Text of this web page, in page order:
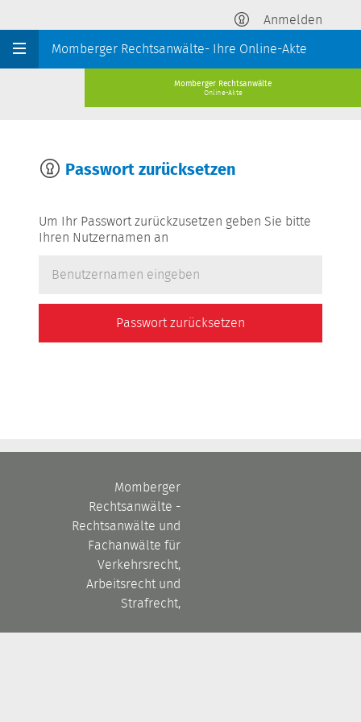
Anmelden
Momberger Rechtsanwälte- Ihre Online-Akte
Momberger Rechtsanwälte
Online-Akte
Passwort zurücksetzen
Um Ihr Passwort zurückzusetzen geben Sie bitte
Ihren Nutzernamen an
Passwort zurücksetzen
Momberger
Rechtsanwälte -
Rechtsanwälte und
Fachanwälte für
Verkehrsrecht,
Arbeitsrecht und
Strafrecht,